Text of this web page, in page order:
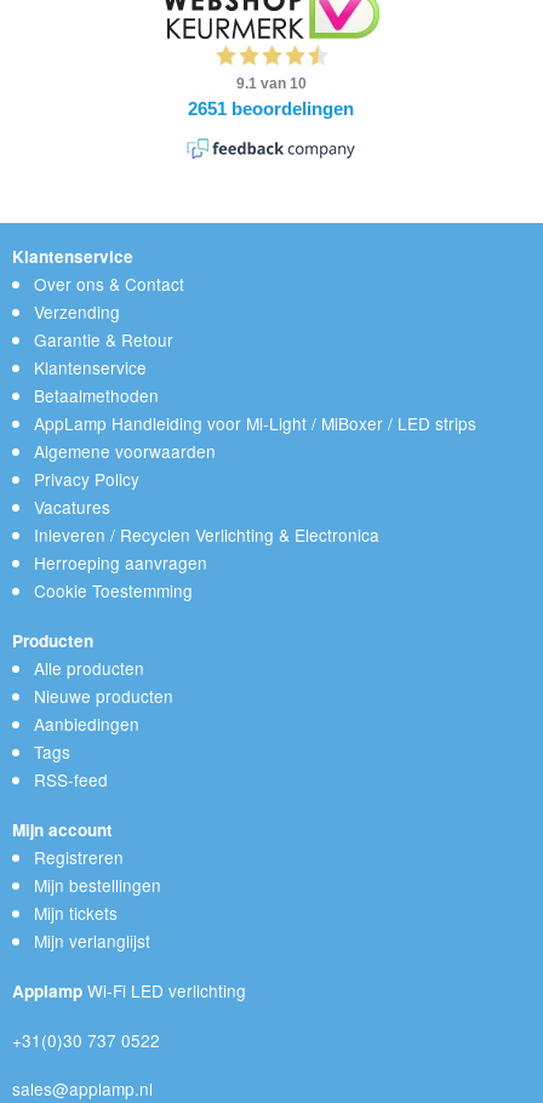
Klantenservice
Over ons & Contact
Verzending
Garantie & Retour
Klantenservice
Betaalmethoden
AppLamp Handleiding voor Mi-Light / MiBoxer / LED strips
Algemene voorwaarden
Privacy Policy
Vacatures
Inleveren / Recyclen Verlichting & Electronica
Herroeping aanvragen
Cookie Toestemming
Producten
Alle producten
Nieuwe producten
Aanbiedingen
Tags
RSS-feed
Mijn account
Registreren
Mijn bestellingen
Mijn tickets
Mijn verlanglijst
Applamp Wi-Fi LED verlichting
+31(0)30 737 0522
sales@applamp.nl